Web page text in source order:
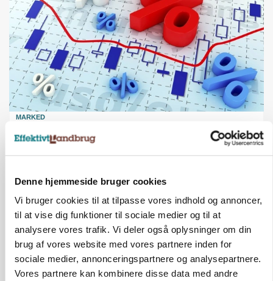
Denne hjemmeside bruger cookies
Vi bruger cookies til at tilpasse vores indhold og annoncer,
til at vise dig funktioner til sociale medier og til at
analysere vores trafik. Vi deler også oplysninger om din
brug af vores website med vores partnere inden for
sociale medier, annonceringspartnere og analysepartnere.
Vores partnere kan kombinere disse data med andre
MARKED
Olieprisfald og fredshåb sender F5-renten ned
på 3 procent